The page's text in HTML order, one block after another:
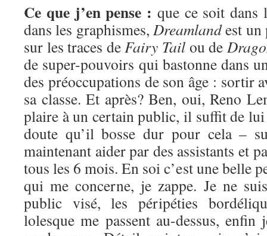
Ce que j’en pense : que ce soit dans
dans les graphismes, Dreamlandest un
sur les traces deFairy Tail ou de
de super-pouvoirs qui bastonne dans
des préoccupations de son âge : sortir
sa classe. Et après? Ben, oui, Reno
plaire à un certain public, il suffit de lui
doute qu’il bosse dur pour cela –
maintenant aider par des assistants et
tous les 6 mois. En soi c’est une belle
qui me concerne, je zappe. Je ne
public visé, les péripéties
lolesque me passent au-dessus,